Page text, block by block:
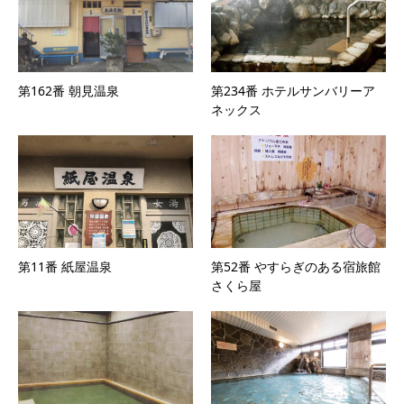
第162番 朝見温泉
第234番 ホテルサンバリーア
ネックス
第11番 紙屋温泉
第52番 やすらぎのある宿旅館
さくら屋